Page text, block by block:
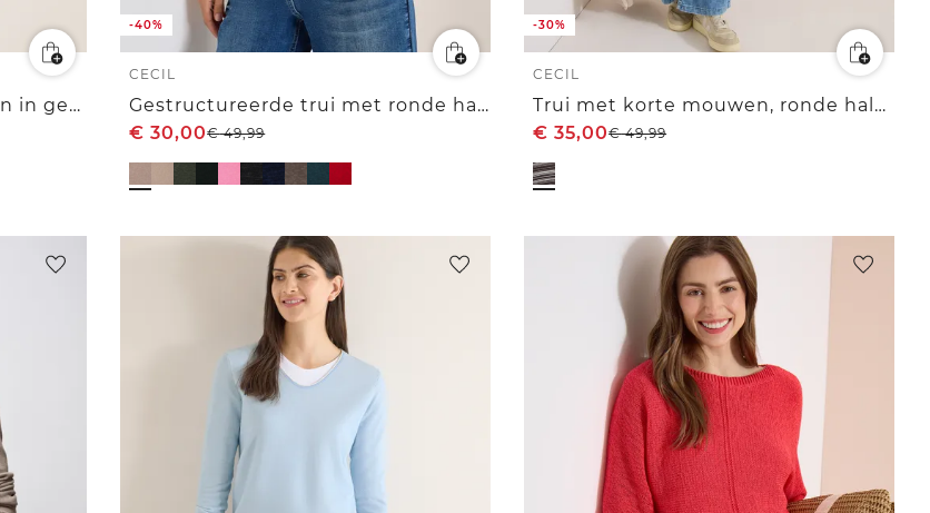
Poloshirt met korte mouwen in gehaakte kwaliteit
-40%
CECIL
Gestructureerde trui met ronde hals
€ 30,00€49,99
-30%
CECIL
Trui met korte mouwen, ronde hals en strepen
€ 35,00€49,99